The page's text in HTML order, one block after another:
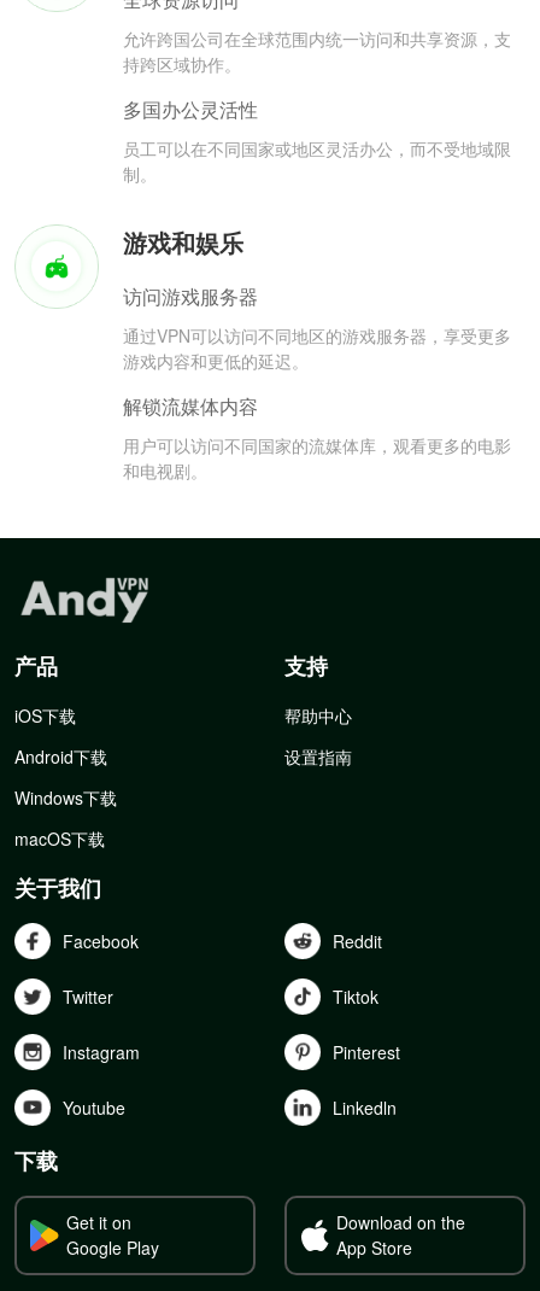
允许跨国公司在全球范围内统一访问和共享资源，支
持跨区域协作。
多国办公灵活性
员工可以在不同国家或地区灵活办公，而不受地域限
制。
游戏和娱乐
访问游戏服务器
通过VPN可以访问不同地区的游戏服务器，享受更多
游戏内容和更低的延迟。
解锁流媒体内容
用户可以访问不同国家的流媒体库，观看更多的电影
和电视剧。
产品
iOS下载
Android下载
Windows下载
macOS下载
支持
帮助中心
设置指南
关于我们
Facebook Reddit
Twitter Tiktok
Instagram Pinterest
Youtube Linkedln
下载
Get it on
Google Play
Download on the
App Store